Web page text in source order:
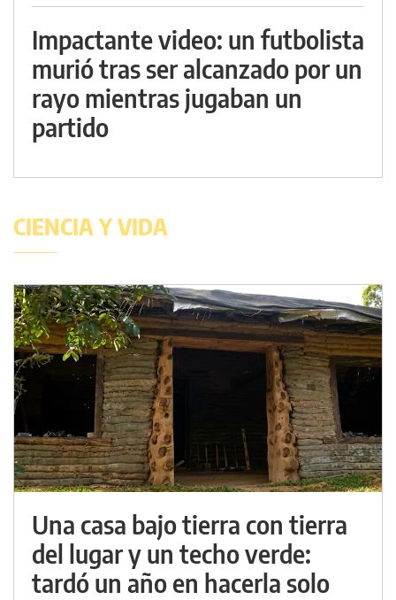
Impactante video: un futbolista
murió tras ser alcanzado por un
rayo mientras jugaban un
partido
CIENCIA Y VIDA
Una casa bajo tierra con tierra
del lugar y un techo verde:
tardó un año en hacerla solo